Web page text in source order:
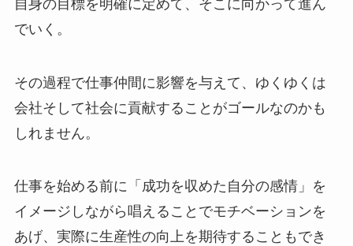
自身の目標を明確に定めて、そこに向かって進ん
でいく。
その過程で仕事仲間に影響を与えて、ゆくゆくは
会社そして社会に貢献することがゴールなのかも
しれません。
仕事を始める前に「成功を収めた自分の感情」を
イメージしながら唱えることでモチベーションを
あげ、実際に生産性の向上を期待することもでき